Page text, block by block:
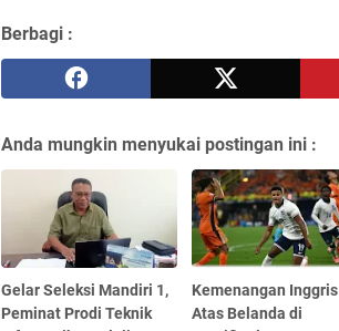
Berbagi :
Anda mungkin menyukai postingan ini :
Gelar Seleksi Mandiri 1,
Peminat Prodi Teknik
Kemenangan Inggris
Atas Belanda di